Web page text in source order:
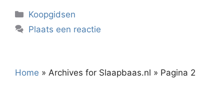
Categorieën
Koopgidsen
Plaats een reactie
Home » Archives for Slaapbaas.nl » Pagina 2